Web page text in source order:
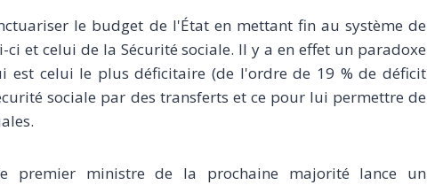
le budget de l'État en mettant fin au système de
ci et celui de la Sécurité sociale. Il y a en effet un paradoxe
est celui le plus déficitaire (de l'ordre de 19 % de déficit
sociale par des transferts et ce pour lui permettre de
premier ministre de la prochaine majorité lance un